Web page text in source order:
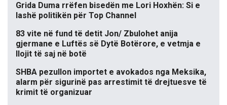
Grida Duma rrëfen bisedën me Lori Hoxhën: Si e
lashë politikën për Top Channel
83 vite në fund të detit Jon/ Zbulohet anija
gjermane e Luftës së Dytë Botërore, e vetmja e
llojit të saj në botë
SHBA pezullon importet e avokados nga Meksika,
alarm për sigurinë pas arrestimit të drejtuesve të
krimit të organizuar